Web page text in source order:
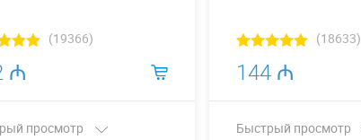
(19366)
₼
просмотр
(18633)
144 ₼
Быстрый просмотр